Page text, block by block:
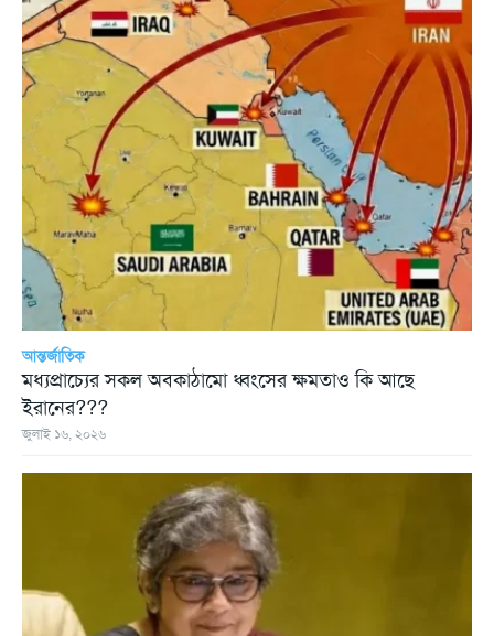
আন্তর্জাতিক
মধ্যপ্রাচ্যের সকল অবকাঠামো ধ্বংসের ক্ষমতাও কি আছে
ইরানের???
জুলাই ১৬, ২০২৬